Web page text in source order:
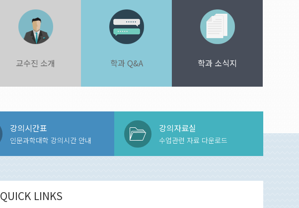
교수진 소개 학과 Q&A 학과 소식지
강의시간표
인문과학대학 강의시간 안내
강의자료실
수업관련 자료 다운로드
QUICK LINKS